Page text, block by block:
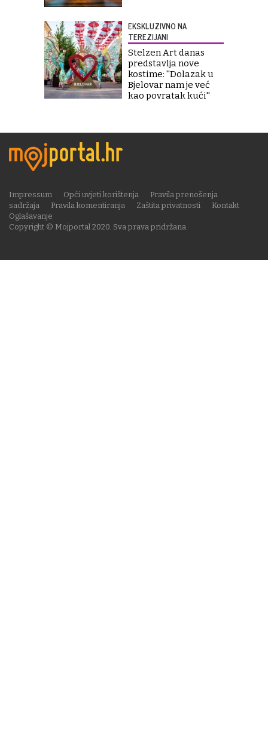
EKSKLUZIVNO NA
TEREZIJANI
Stelzen Art danas
predstavlja nove
kostime: ''Dolazak u
Bjelovar nam je već
kao povratak kući''
Copyright © Mojportal 2020. Sva prava pridržana.
Impressum Opći uvjeti korištenja
Pravila prenošenja
sadržaja
Pravila komentiranja Zaštita privatnosti
Kontakt
Oglašavanje